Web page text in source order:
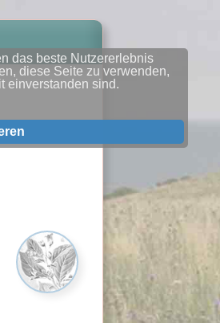
das beste Nutzererlebnis
diese Seite zu verwenden,
einverstanden sind.